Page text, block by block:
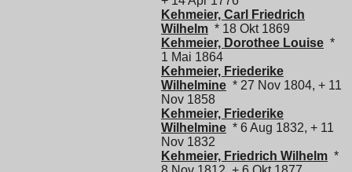
Kehmeier, Carl Friedrich
Wilhelm * 18 Okt 1869
Kehmeier, Dorothee Louise *
1 Mai 1864
Kehmeier, Friederike
Wilhelmine * 27 Nov 1804, + 11
Nov 1858
Kehmeier, Friederike
Wilhelmine * 6 Aug 1832, + 11
Nov 1832
Kehmeier, Friedrich Wilhelm *